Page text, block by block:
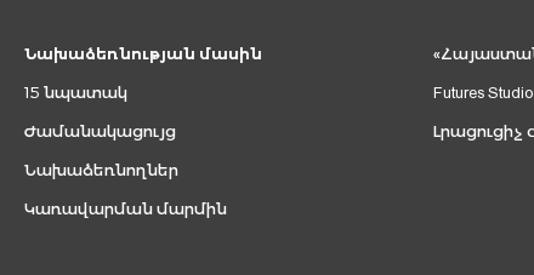
Նախաձեռնության մասին
15 նպատակ
Ժամանակացույց
Նախաձեռնողներ
Կառավարման մարմին
«Հայաստան
Futures
Լրացուցիչ